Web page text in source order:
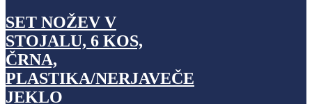
SET NOŽEV V
STOJALU, 6 KOS,
ČRNA,
PLASTIKA/NERJAVEČE
JEKLO